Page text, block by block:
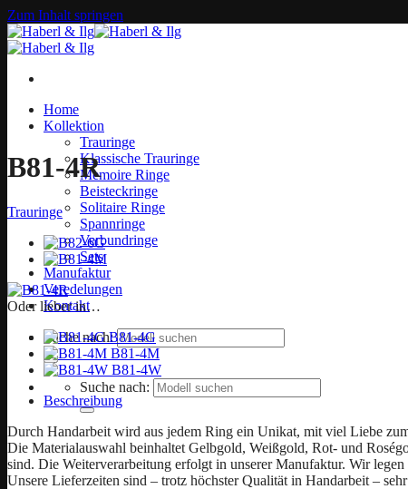
Zum Inhalt springen
Home
Kollektion
Trauringe
Klassische Trauringe
Memoire Ringe
Beisteckringe
Solitaire Ringe
Spannringe
Verbundringe
Sets
Manufaktur
Veredelungen
Kontakt
Suche nach:
Suche nach:
B81-4R
Trauringe
Oder lieber in…
B81-4G
B81-4M
B81-4W
Beschreibung
Durch Handarbeit wird aus jedem Ring ein Unikat, mit viel Liebe
Die Materialauswahl beinhaltet Gelbgold, Weißgold, Rot- und
sind. Die Weiterverarbeitung erfolgt in unserer Manufaktur. Wir
Unsere Lieferzeiten sind – trotz höchster Qualität in Handarbeit –